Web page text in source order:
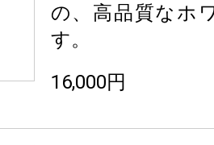
の、高品質なホ
す。
16,000円